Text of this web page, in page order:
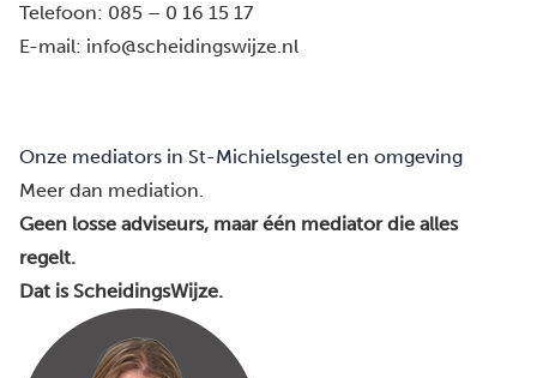
Telefoon: 085 – 0 16 15 17
E-mail: info@scheidingswijze.nl
Onze mediators in St-Michielsgestel en omgeving
Meer dan mediation.
Geen losse adviseurs, maar één mediator die alles
regelt.
Dat is ScheidingsWijze.